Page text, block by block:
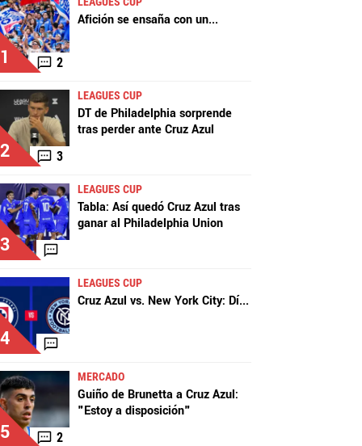
1 2
Afición se ensaña con un...
2 3
LEAGUES CUP
DT de Philadelphia sorprende
tras perder ante Cruz Azul
3
LEAGUES CUP
Tabla: Así quedó Cruz Azul tras
ganar al Philadelphia Union
4
LEAGUES CUP
Cruz Azul vs. New York City: Dí...
5 2
MERCADO
Guiño de Brunetta a Cruz Azul:
"Estoy a disposición"